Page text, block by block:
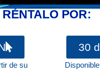
RÉNTALO POR:
de su
30